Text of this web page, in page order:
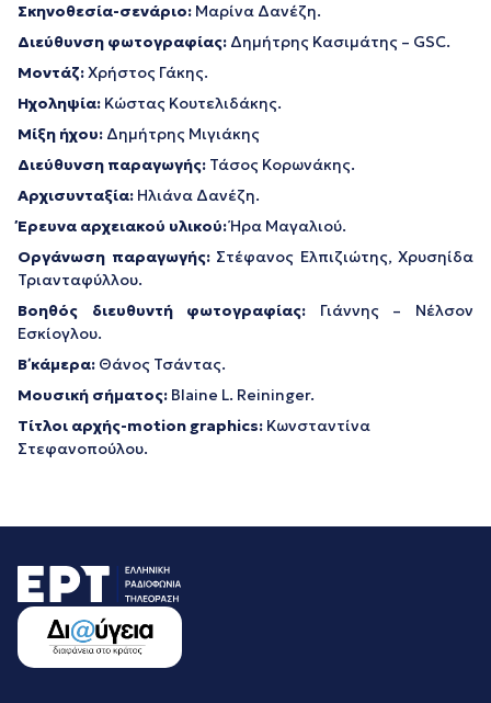
Σκηνοθεσία-σενάριο: Μαρίνα Δανέζη.
Διεύθυνση φωτογραφίας: Δημήτρης Κασιμάτης – GSC.
Μοντάζ:Χρήστος Γάκης.
Ηχοληψία: Κώστας Κουτελιδάκης.
Μίξη ήχου: Δημήτρης Μιγιάκης
Διεύθυνση παραγωγής: Τάσος Κορωνάκης.
Αρχισυνταξία: Ηλιάνα Δανέζη.
Έρευνα αρχειακού υλικού:Ήρα Μαγαλιού.
Οργάνωση παραγωγής: Στέφανος Ελπιζιώτης, Χρυσηίδα
Τριανταφύλλου.
Βοηθός διευθυντή φωτογραφίας: Γιάννης – Νέλσον
Εσκίογλου.
Β΄ κάμερα: Θάνος Τσάντας.
Μουσική σήματος: Blaine L. Reininger.
Τίτλοι αρχής-motion graphics: Κωνσταντίνα
Στεφανοπούλου.